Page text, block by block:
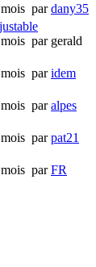
pardany35
par gerald
paridem
paralpes
parpat21
parFR